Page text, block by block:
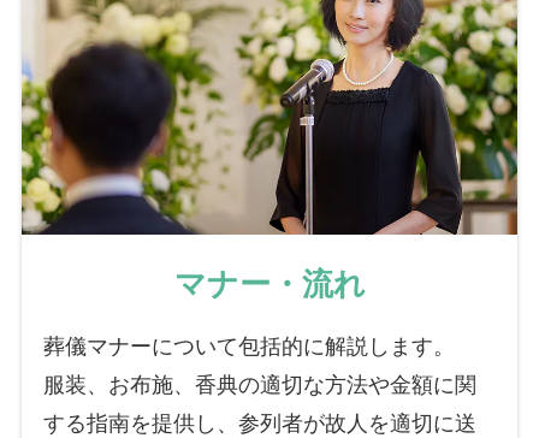
マナー・流れ
葬儀マナーについて包括的に解説します。
服装、お布施、香典の適切な方法や金額に関
する指南を提供し、参列者が故人を適切に送